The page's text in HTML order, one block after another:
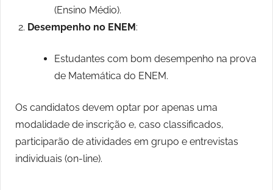
(Ensino Médio).
Desempenho no ENEM :
Estudantes com bom desempenho na prova
de Matemática do ENEM.
Os candidatos devem optar por apenas uma
modalidade de inscrição e, caso classificados,
participarão de atividades em grupo e entrevistas
individuais (on-line).